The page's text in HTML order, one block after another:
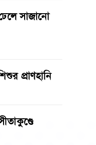
সাজানো
প্রাণহানি